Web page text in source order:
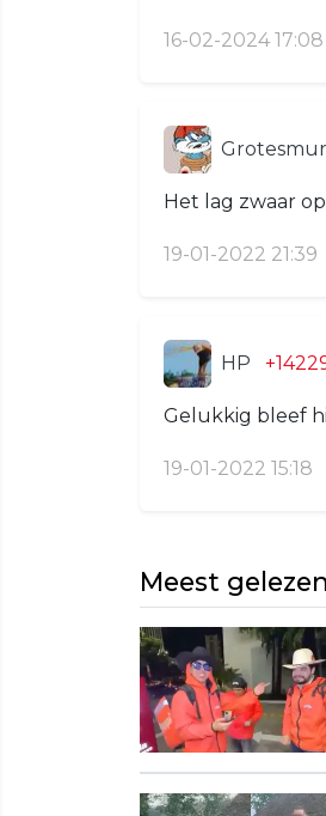
16-02-2024 17:08
Het lag zwaar
19-01-2022 21:39
HP
Gelukkig bleef
19-01-2022 15:18
Meest gelezen